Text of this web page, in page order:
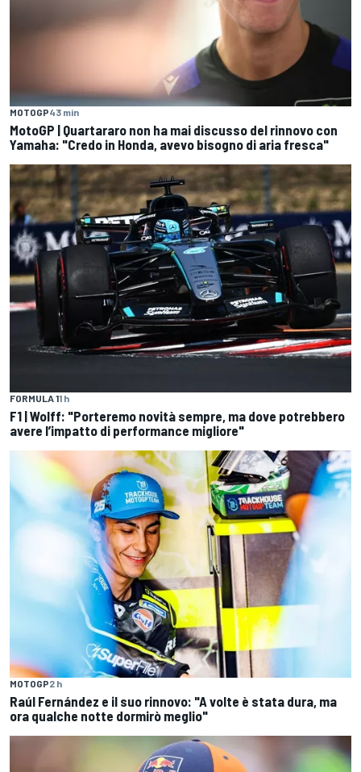
MOTOGP43 min
MotoGP | Quartararo non ha mai discusso del rinnovo con
Yamaha: "Credo in Honda, avevo bisogno di aria fresca"
FORMULA 11 h
F1 | Wolff: "Porteremo novità sempre, ma dove potrebbero
avere l’impatto di performance migliore"
MOTOGP2 h
Raúl Fernández e il suo rinnovo: "A volte è stata dura, ma
ora qualche notte dormirò meglio"